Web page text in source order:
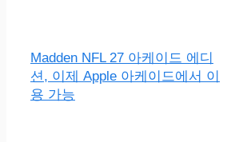
Madden NFL 27 아케이드 에디
션, 이제 Apple 아케이드에서 이
용 가능